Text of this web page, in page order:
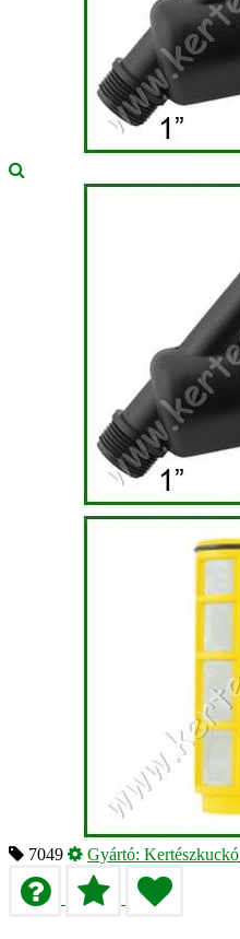
7049 Gyártó: